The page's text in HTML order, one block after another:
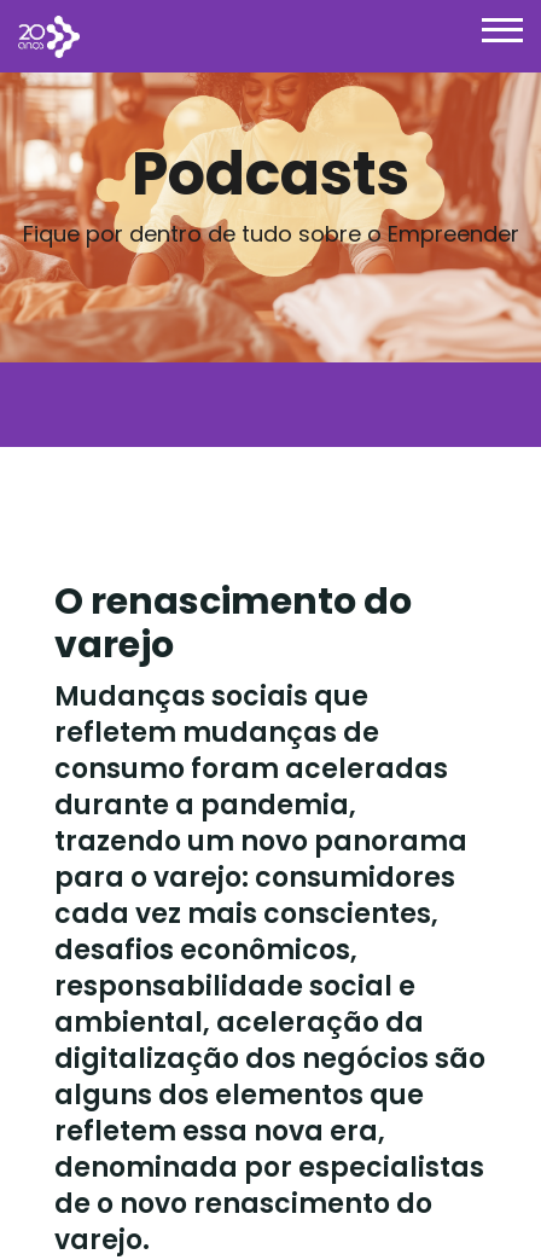
Podcasts
Fique por dentro de tudo sobre o Empreender
O renascimento do
varejo
Mudanças sociais que
refletem mudanças de
consumo foram aceleradas
durante a pandemia,
trazendo um novo panorama
para o varejo: consumidores
cada vez mais conscientes,
desafios econômicos,
responsabilidade social e
ambiental, aceleração da
digitalização dos negócios são
alguns dos elementos que
refletem essa nova era,
denominada por especialistas
de o novo renascimento do
varejo.